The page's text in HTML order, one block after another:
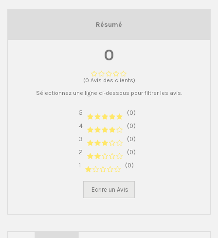
Résumé
0
(0 Avis des clients)
Sélectionnez une ligne ci-dessous pour filtrer les avis.
5
(0)
4
(0)
3
(0)
2
(0)
1
(0)
Ecrire un Avis